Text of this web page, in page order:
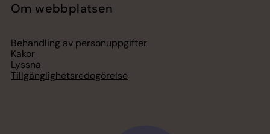
Om webbplatsen
Behandling av personuppgifter
Kakor
Lyssna
Tillgänglighetsredogörelse